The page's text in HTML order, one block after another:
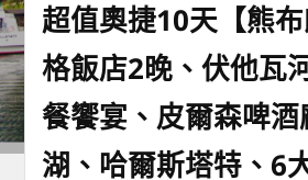
超值奧捷10天【熊
格飯店2晚、伏他瓦
餐饗宴、皮爾森啤
湖、哈爾斯塔特、6